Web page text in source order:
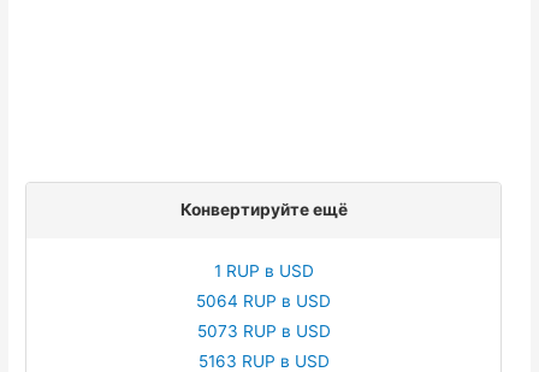
Конвертируйте ещё
1 RUP в USD
5064 RUP в USD
5073 RUP в USD
5163 RUP в USD